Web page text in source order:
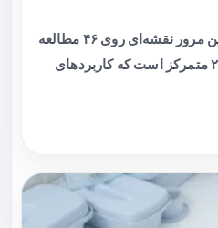
خلاصه سریع برای خواننده این مرور نقشه‌ای روی ۴۶ مطالعه
منتشرشده بین ۲۰۱۹ تا ۲۰۲۴ متمرکز است که کاربردهای